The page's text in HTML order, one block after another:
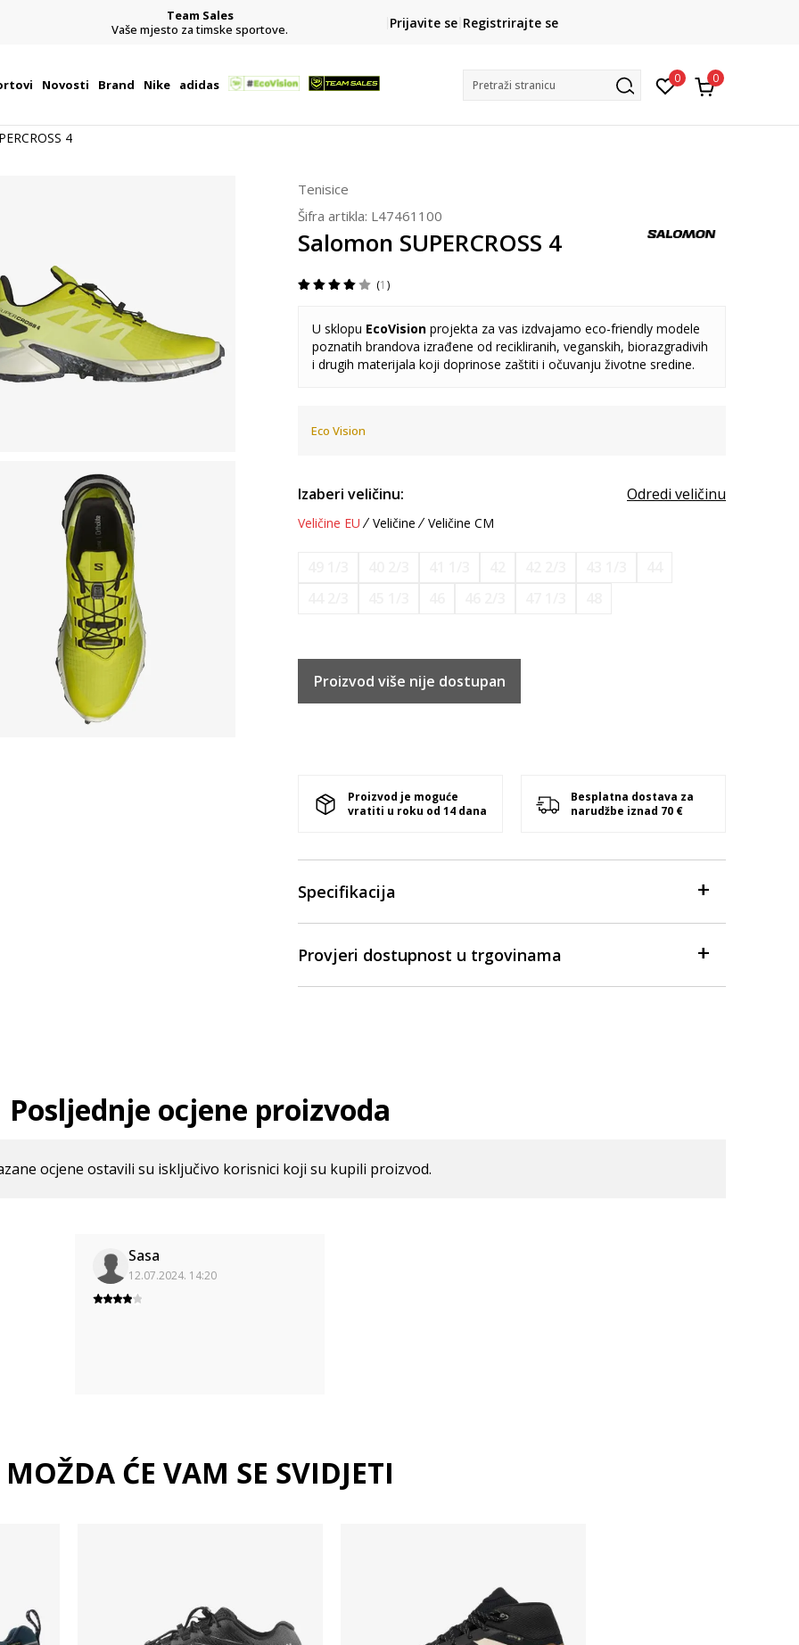
Team Sales
Vaše mjesto za timske sportove.
CLICK& COLLECT
besplatno preuzimanje u trgovini
Prijavite se Registrirajte se
Novosti Brand Nike adidas Pretraži stranicu 0 0
4
Tenisice
Šifra artikla: L47461100
Salomon SUPERCROSS 4
1
U sklopu EcoVision projekta za vas izdvajamo eco-friendly modele
poznatih brandova izrađene od recikliranih, veganskih, biorazgradivih
i drugih materijala koji doprinose zaštiti i očuvanju životne sredine.
Eco Vision
Izaberi veličinu: Odredi veličinu
Veličine EU Veličine Veličine CM
Proizvod više nije dostupan
Proizvod je moguće
vratiti u roku od 14 dana
Besplatna dostava za
narudžbe iznad 70 €
Specifikacija
Provjeri dostupnost u trgovinama
Posljednje ocjene proizvoda
ocjene ostavili su isključivo korisnici koji su kupili proizvod.
Sasa
12.07.2024. 14:20
MOŽDA ĆE VAM SE SVIDJETI